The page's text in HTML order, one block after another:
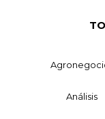
Análisis